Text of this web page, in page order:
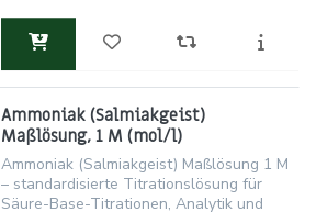
Ammoniak (Salmiakgeist)
Maßlösung, 1 M (mol/l)
Ammoniak (Salmiakgeist) Maßlösung 1 M
– standardisierte Titrationslösung für
Säure-Base-Titrationen, Analytik und